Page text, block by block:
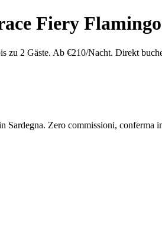
Fiery Flamingo
zu 2 Gäste. Ab €210/Nacht. Direkt
Sardegna. Zero commissioni, conferma